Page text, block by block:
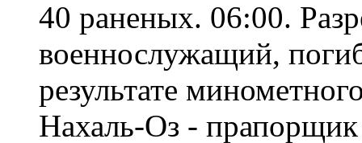
40 раненых. 06:00.
военнослужащий,
результате
Нахаль-Оз -